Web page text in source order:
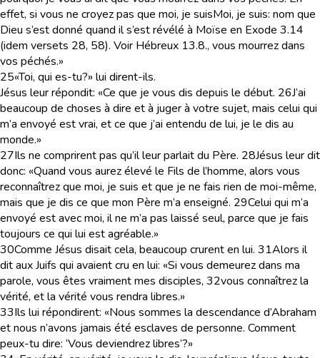
effet, si vous ne croyez pas que moi, je suisMoi, je suis: nom que
Dieu s’est donné quand il s’est révélé à Moïse en Exode 3.14
(idem versets 28, 58). Voir Hébreux 13.8., vous mourrez dans
vos péchés.»
25«Toi, qui es-tu?» lui dirent-ils.
Jésus leur répondit: «Ce que je vous dis depuis le début. 26J’ai
beaucoup de choses à dire et à juger à votre sujet, mais celui qui
m’a envoyé est vrai, et ce que j’ai entendu de lui, je le dis au
monde.»
27Ils ne comprirent pas qu’il leur parlait du Père. 28Jésus leur dit
donc: «Quand vous aurez élevé le Fils de l’homme, alors vous
reconnaîtrez que moi, je suis et que je ne fais rien de moi-même,
mais que je dis ce que mon Père m’a enseigné. 29Celui qui m’a
envoyé est avec moi, il ne m’a pas laissé seul, parce que je fais
toujours ce qui lui est agréable.»
30Comme Jésus disait cela, beaucoup crurent en lui. 31Alors il
dit aux Juifs qui avaient cru en lui: «Si vous demeurez dans ma
parole, vous êtes vraiment mes disciples, 32vous connaîtrez la
vérité, et la vérité vous rendra libres.»
33Ils lui répondirent: «Nous sommes la descendance d’Abraham
et nous n’avons jamais été esclaves de personne. Comment
peux-tu dire: ‘Vous deviendrez libres’?»